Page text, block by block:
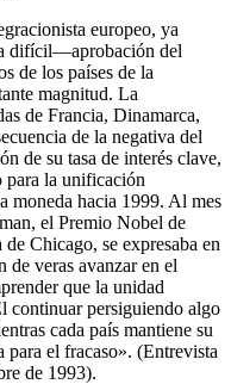
europeo, ya
difícil—aprobación del
de los países de la
magnitud. La
de Francia, Dinamarca,
de la negativa del
de su tasa de interés clave,
para la unificación
moneda hacia 1999. Al mes
el Premio Nobel de
Chicago, se expresaba en
de veras avanzar en el
que la unidad
continuar persiguiendo algo
cada país mantiene su
para el fracaso». (Entrevista
de 1993).